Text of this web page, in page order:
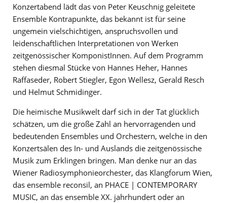
Konzertabend lädt das von Peter Keuschnig geleitete
Ensemble Kontrapunkte, das bekannt ist für seine
ungemein vielschichtigen, anspruchsvollen und
leidenschaftlichen Interpretationen von Werken
zeitgenössischer KomponistInnen. Auf dem Programm
stehen diesmal Stücke von Hannes Heher, Hannes
Raffaseder, Robert Stiegler, Egon Wellesz, Gerald Resch
und Helmut Schmidinger.
Die heimische Musikwelt darf sich in der Tat glücklich
schätzen, um die große Zahl an hervorragenden und
bedeutenden Ensembles und Orchestern, welche in den
Konzertsälen des In- und Auslands die zeitgenössische
Musik zum Erklingen bringen. Man denke nur an das
Wiener Radiosymphonieorchester, das Klangforum Wien,
das ensemble reconsil, an PHACE | CONTEMPORARY
MUSIC, an das ensemble XX. jahrhundert oder an